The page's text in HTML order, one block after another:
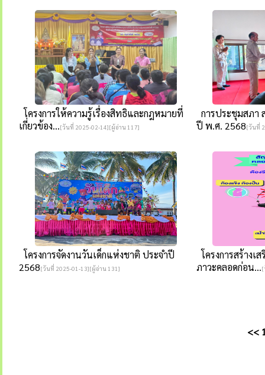
โครงการให้ความรู้เรื่องสิทธิและกฎหมายที่
เกี่ยวข้อง...[วันที่ 2025-02-14][ผู้อ่าน 117]
การประชุมสภา
ปี พ.ศ. 2568[วันที่
โครงการจัดงานวันเด็กแห่งชาติ ประจำปี
2568[วันที่ 2025-01-13][ผู้อ่าน 131]
โครงการสร้างเ
ภาวะคลอดก่อน...[
<<